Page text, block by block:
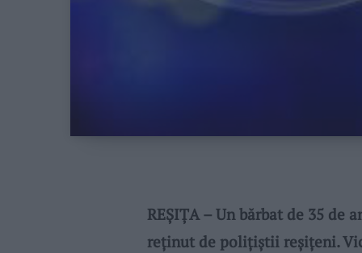
REȘIȚA – Un bărbat de 35 de
reținut de polițiștii reșițeni.